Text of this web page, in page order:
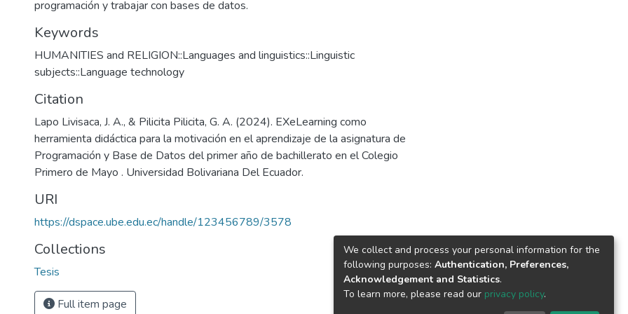
programación y trabajar con bases de datos.
Keywords
HUMANITIES and RELIGION::Languages and linguistics::Linguistic
subjects::Language technology
Citation
Lapo Livisaca, J. A., & Pilicita Pilicita, G. A. (2024). EXeLearning como
herramienta didáctica para la motivación en el aprendizaje de la asignatura de
Programación y Base de Datos del primer año de bachillerato en el Colegio
Primero de Mayo . Universidad Bolivariana Del Ecuador.
URI
https://dspace.ube.edu.ec/handle/123456789/3578
Collections
Tesis
Full item page
We collect and process your personal information for the
following purposes: Authentication, Preferences,
Acknowledgement and Statistics.
To learn more, please read our privacy policy.